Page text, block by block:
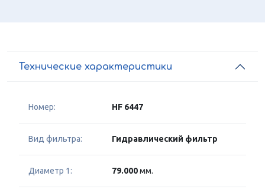
Технические характеристики
Номер: HF 6447
Вид фильтра: Гидравлический фильтр
Диаметр 1: 79.000мм.